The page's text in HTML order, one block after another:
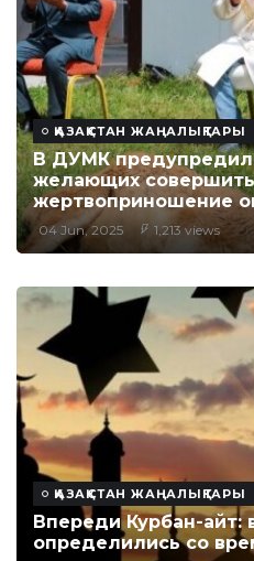
ҚАЗАҚСТАН ЖАҢАЛЫҚТАРЫ
В ДУМК
желающих совершить
жертвоприношение
04 Jun, 2025 1,213 views
ҚАЗАҚСТАН ЖАҢАЛЫҚТАРЫ
Впереди Курбан-айт:
определились со